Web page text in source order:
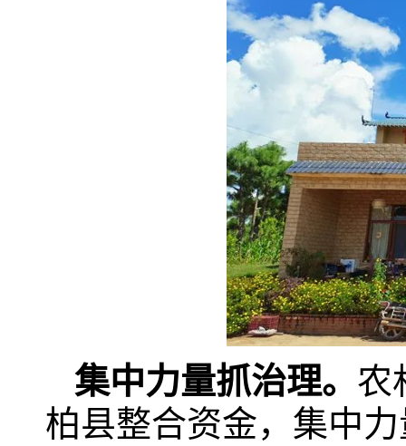
集中力量抓治理。 农
柏县整合资金，集中